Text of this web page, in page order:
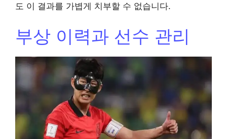
도 이 결과를 가볍게 치부할 수 없습니다.
부상 이력과 선수 관리